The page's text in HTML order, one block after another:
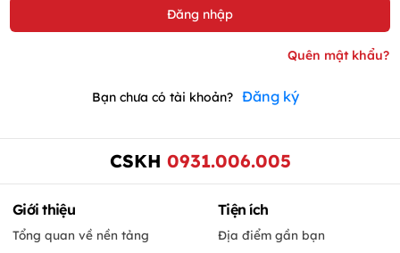
Bạn chưa có tài khoản? Đăng ký
CSKH 0931.006.005
Giới thiệu
Tổng quan về nền tảng
Tiện ích
Địa điểm gần bạn